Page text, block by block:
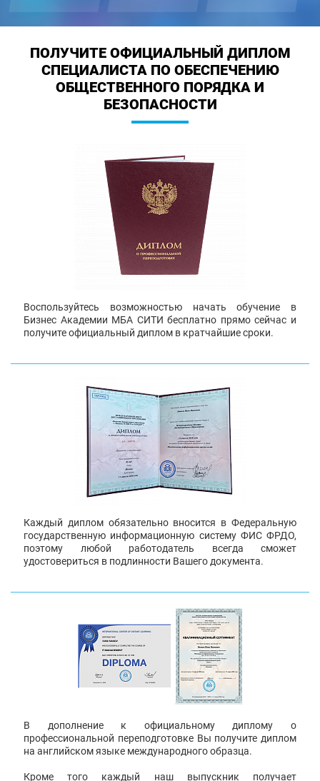
ПОЛУЧИТЕ ОФИЦИАЛЬНЫЙ ДИПЛОМ
СПЕЦИАЛИСТА ПО ОБЕСПЕЧЕНИЮ
ОБЩЕСТВЕННОГО ПОРЯДКА И
БЕЗОПАСНОСТИ
Воспользуйтесь возможностью начать обучение в
Бизнес Академии МБА СИТИ бесплатно прямо сейчас и
получите официальный диплом в кратчайшие сроки.
Каждый диплом обязательно вносится в Федеральную
государственную информационную систему ФИС ФРДО,
поэтому любой работодатель всегда сможет
удостовериться в подлинности Вашего документа.
В дополнение к официальному диплому о
профессиональной переподготовке Вы получите диплом
на английском языке международного образца.
Кроме того каждый наш выпускник получает